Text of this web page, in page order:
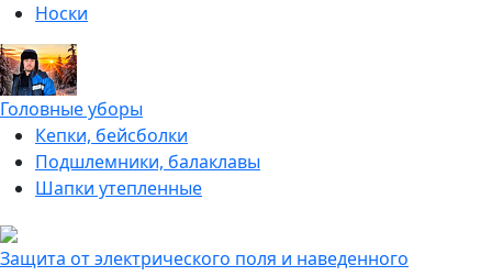
Носки
Головные уборы
Кепки, бейсболки
Подшлемники, балаклавы
Шапки утепленные
Защита от электрического поля и наведенного